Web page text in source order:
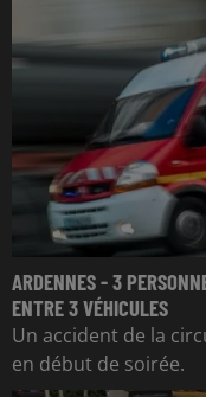
ARDENNES - 3
ENTRE 3 VÉHICULES
Un accident de la
en début de soirée.